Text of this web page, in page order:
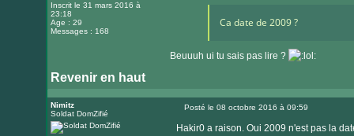
Inscrit le 31 mars 2016 à
23:18
Age : 29
Messages : 168
Ca date de 2009 ?
Beuuuh ui tu sais pas lire ?
Revenir en haut
Nimitz
Soldat DomZifié
Posté le 08 octobre 2016 à 09:59
Hakir0 a raison. Oui 2009 n'est pas la